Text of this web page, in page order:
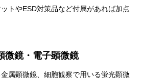
トやESD対策品など付属があれば加点
微鏡・電子顕微鏡
属顕微鏡、細胞観察で用いる蛍光顕微